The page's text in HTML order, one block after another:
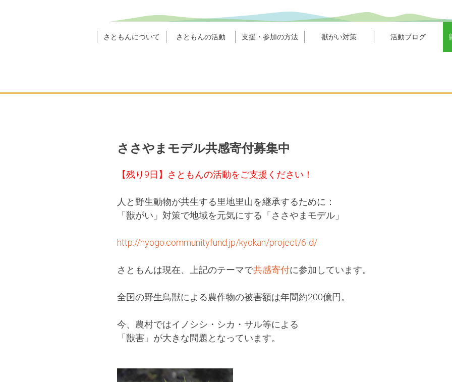
さともんについて さともんの活動 支援・参加の方法 獣がい対策 活動ブログ
ささやまモデル共感寄付募集中
【残り9日】さともんの活動をご支援ください！
人と野生動物が共生する里地里山を継承するために：
「獣がい」対策で地域を元気にする「ささやまモデル」
http://hyogo.communityfund.jp/kyokan/project/6-d/
さともんは現在、上記のテーマで共感寄付に参加しています。
全国の野生鳥獣による農作物の被害額は年間約200億円。
今、農村ではイノシシ・シカ・サル等による
「獣害」が大きな問題となっています。